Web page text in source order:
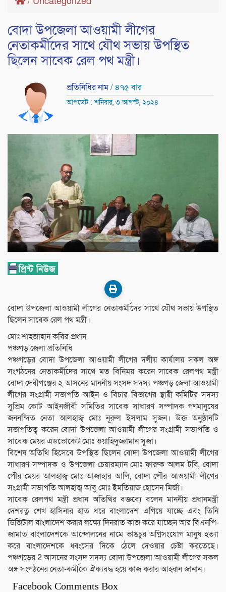
বোদা উপজেলা আওয়ামী লীগের
নেতাকর্মীদের সাথে যৌথ সভায় উপস্থিত
ছিলেন সাবেক রেল পথ মন্ত্রী।
প্রতিনিধির নাম/ ৪৭৫ বার
আপডেট : শনিবার, ৩ আগস্ট, ২০২৪
বোদা উপজেলা আওয়ামী লীগের নেতাকর্মীদের সাথে যৌথ সভায় উপস্থিত
ছিলেন সাবেক রেল পথ মন্ত্রী।
মোঃ শাহজাহান কবির প্রধান
পঞ্চগড় জেলা প্রতিনিধি
পঞ্চগড়ের বোদা উপজেলা আওয়ামী লীগের দলীয় কার্যালয় সকল অঙ্গ
সংগঠনের নেতাকর্মীদের সাথে মত বিনিময় করেন সাবেক রেলপথ মন্ত্রী
বোদা দেবীগঞ্জের ২ আসনের মাননীয় সংসদ সদস্য পঞ্চগড় জেলা আওয়ামী
লীগের সংগ্রামী সভাপতি আইন ও বিচার বিভাগের স্থায়ী কমিটির সদস্য
সুপ্রিম কোট আইনজীবী সমিতির সাবেক সাধারণ সম্পাদক গণমানুষের
জননন্দিত নেতা আলহাজ্ব মোঃ নূরুল ইসলাম সুজন। উক্ত অনুষ্ঠানটি
সভাপতিত্ব করেন বোদা উপজেলা আওয়ামী লীগের সংগ্রামী সভাপতি ও
সাবেক মেয়র এডভোকেট মোঃ ওয়াহিদুজ্জামান সুজা।
বিশেষ অতিথি হিসেবে উপস্থিত ছিলেন বোদা উপজেলা আওয়ামী লীগের
সাধারণ সম্পাদক ও উপজেলা চেয়ারম্যান মোঃ ফারুক আলম টবি, বোদা
পৌর মেয়র আলহাজ্ব মোঃ আজাহার আলি, বোদা পৌর আওয়ামী লীগের
সংগ্রামী সভাপতি আলহাজ্ব আবু মোঃ ইমতিয়াজ হোসেন মির্জা।
সাবেক রেলপথ মন্ত্রী প্রধান অতিথির বক্তব্যে বলেন মাননীয় প্রধানমন্ত্রী
দেশরত্ন শেখ হাসিনার হাত ধরে বাংলাদেশ এগিয়ে যাচ্ছে এবং তিনি
ডিজিটাল বাংলাদেশ করার লক্ষ্যে দিনরাত কাজ করে যাচ্ছেন আর বিএনপি-
জামাত বাংলাদেশকে আন্দোলনের নামে ভাঙচুর অগ্নিসংযোগ মানুষ হত্যা
করে বাংলাদেশকে ধ্বংসের দিকে ঠেলে দেওয়ার চেষ্টা করতেছে।
পঞ্চগড়ের 2 আসনের সংসদ সদস্য বোদা উপজেলা আওয়ামী লীগের সকল
অঙ্গ সংগঠনের নেতা-কর্মীকে ঐক্যবদ্ধ হয়ে কাজ করার আহ্বান জানান।
Facebook Comments Box